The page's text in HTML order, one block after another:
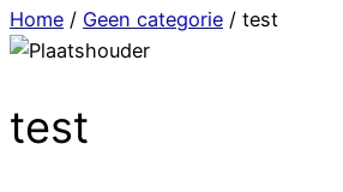
Home / Geen categorie / test
test